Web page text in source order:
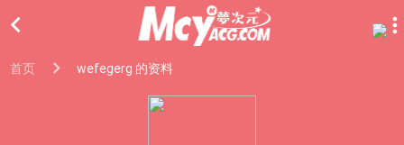

首页 wefegerg 的资料